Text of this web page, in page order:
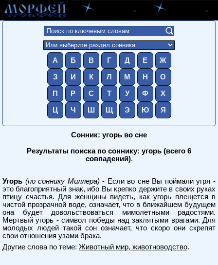
А Б В Г Д Е Ж
З И К Л М Н О
П Р С Т У Ф Х
Ц Ч Ш Щ Э Ю Я
Сонник: угорь во сне
Результаты поиска по соннику: угорь (всего 6
совпадений).
Угорь (по соннику Миллера) - Если во сне Вы поймали угря -
это благоприятный знак, ибо Вы крепко держите в своих руках
птицу счастья. Для женщины видеть, как угорь плещется в
чистой прозрачной воде, означает, что в ближайшем будущем
она будет довольствоваться мимолетными радостями.
Мертвый угорь - символ победы над заклятыми врагами. Для
молодых людей такой сон означает, что скоро они скрепят
свои отношения узами брака.
Другие слова по теме: Животный мир, животноводство.